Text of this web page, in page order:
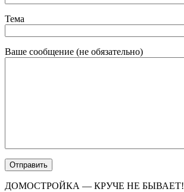
Тема
Ваше сообщение (не обязательно)
ДОМОСТРОЙКА — КРУЧЕ НЕ БЫВАЕТ!